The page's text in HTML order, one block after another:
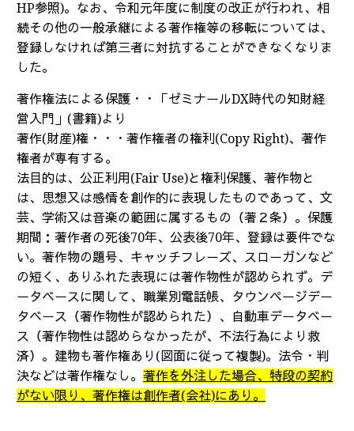
HP参照)。なお、令和元年度に制度の改正が行われ、相
続その他の一般承継による著作権等の移転については、
登録しなければ第三者に対抗することができなくなりま
した。
著作権法による保護・・「ゼミナールDX時代の知財経
営入門」(書籍)より
著作(財産)権・・・著作権者の権利(Copy Right)、著作
権者が専有する。
法目的は、公正利用(Fair Use)と権利保護、著作物と
は、思想又は感情を創作的に表現したものであって、文
芸、学術又は音楽の範囲に属するもの（著２条）。保護
期間：著作者の死後70年、公表後70年、登録は要件でな
い。著作物の題号、キャッチフレーズ、スローガンなど
の短く、ありふれた表現には著作物性が認められず。デ
ータベースに関して、職業別電話帳、タウンページデー
タベース（著作物性が認められた）、自動車データベー
ス（著作物性は認めらなかったが、不法行為により救
済）。建物も著作権あり(図面に従って複製)。法令・判
決などは著作権なし。著作を外注した場合、特段の契約
がない限り、著作権は創作者(会社)にあり。